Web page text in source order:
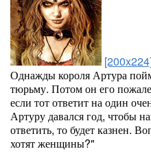
Однажды короля Артура
тюрьму. Потом он его
если тот ответит на один
Артуру давался год, чтобы
ответить, то будет казнен.
хотят женщины?"